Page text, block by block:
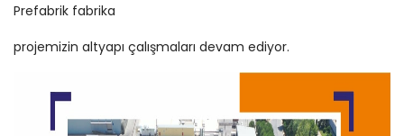
Prefabrik fabrika
projemizin altyapı çalışmaları devam ediyor.